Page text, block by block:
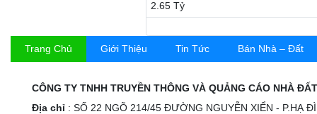
2.65 Tỷ
Trang Chủ Giới Thiệu Tin Tức Bán Nhà – Đất
CÔNG TY TNHH TRUYỀN THÔNG VÀ QUẢNG CÁO NHÀ
Địa chỉ : SỐ 22 NGÕ 214/45 ĐƯỜNG NGUYỄN XIỂN - P.HẠ